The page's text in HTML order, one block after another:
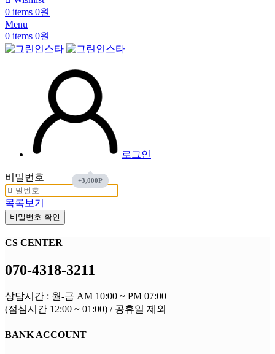
0 items 0원
Menu
0 items 0원
로그인
비밀번호
목록보기
비밀번호 확인
CS CENTER
070-4318-3211
상담시간 : 월-금 AM 10:00 ~ PM 07:00
(점심시간 12:00 ~ 01:00) / 공휴일 제외
BANK ACCOUNT